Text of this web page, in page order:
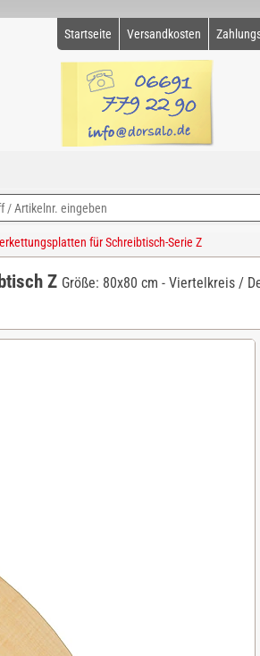
Startseite Versandkosten
für Schreibtisch-Serie Z
Z Größe: 80x80 cm - Viertelkreis /